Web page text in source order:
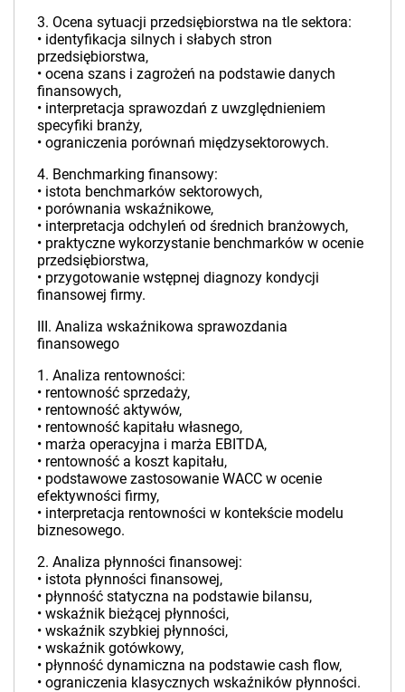
3. Ocena sytuacji przedsiębiorstwa na tle sektora:
• identyfikacja silnych i słabych stron
przedsiębiorstwa,
• ocena szans i zagrożeń na podstawie danych
finansowych,
• interpretacja sprawozdań z uwzględnieniem
specyfiki branży,
• ograniczenia porównań międzysektorowych.
4. Benchmarking finansowy:
• istota benchmarków sektorowych,
• porównania wskaźnikowe,
• interpretacja odchyleń od średnich branżowych,
• praktyczne wykorzystanie benchmarków w ocenie
przedsiębiorstwa,
• przygotowanie wstępnej diagnozy kondycji
finansowej firmy.
III. Analiza wskaźnikowa sprawozdania
finansowego
1. Analiza rentowności:
• rentowność sprzedaży,
• rentowność aktywów,
• rentowność kapitału własnego,
• marża operacyjna i marża EBITDA,
• rentowność a koszt kapitału,
• podstawowe zastosowanie WACC w ocenie
efektywności firmy,
• interpretacja rentowności w kontekście modelu
biznesowego.
2. Analiza płynności finansowej:
• istota płynności finansowej,
• płynność statyczna na podstawie bilansu,
• wskaźnik bieżącej płynności,
• wskaźnik szybkiej płynności,
• wskaźnik gotówkowy,
• płynność dynamiczna na podstawie cash flow,
• ograniczenia klasycznych wskaźników płynności.